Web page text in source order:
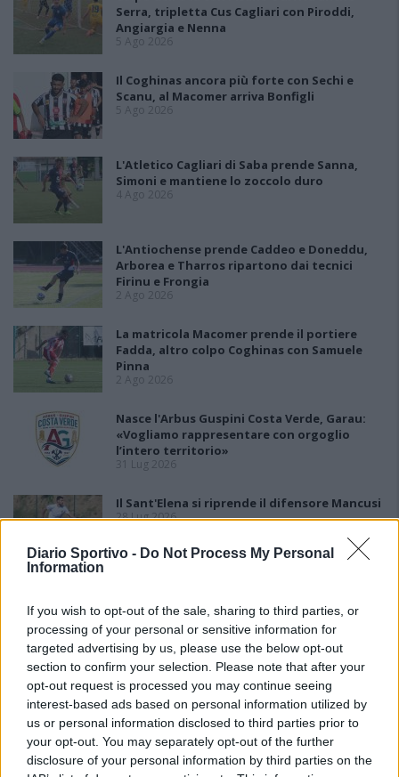
Diario Sportivo - Do Not Process My Personal
Information
If you wish to opt-out of the sale, sharing to third parties, or
processing of your personal or sensitive information for
targeted advertising by us, please use the below opt-out
section to confirm your selection. Please note that after your
opt-out request is processed you may continue seeing
interest-based ads based on personal information utilized by
us or personal information disclosed to third parties prior to
your opt-out. You may separately opt-out of the further
disclosure of your personal information by third parties on the
Serra, tripletta Cus Cagliari con Piroddi,
Angiargia e Nenna
5 Ago 2026
Il Coghinas ancora più forte con Sechi e
Scanu, al Macomer arriva Bonfigli
5 Ago 2026
L'Atletico Cagliari di Saba prende Sanna,
Simoni e mantiene lo zoccolo duro
4 Ago 2026
L'Antiochense prende Caddeo e Doneddu,
Arborea e Tharros ripartono dai tecnici
Firinu e Frongia
2 Ago 2026
La matricola Macomer prende il portiere
Fadda, altro colpo Coghinas con Samuele
Pinna
2 Ago 2026
Nasce l'Arbus Guspini Costa Verde, Garau:
«Vogliamo rappresentare con orgoglio
l’intero territorio»
31 Lug 2026
Il Sant'Elena si riprende il difensore Mancusi
28 Lug 2026